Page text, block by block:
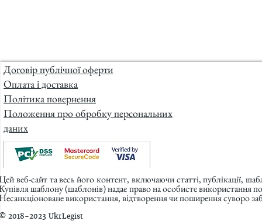
Договір публічної оферти
Оплата і доставка
Політика повернення
Положення про обробку персональних
даних
веб-сайт та весь його контент, включаючи статті, публікації,
шаблону (шаблонів) надає право на особисте використання
використання, відтворення чи поширення суворо
2018-2023 UkrLegist